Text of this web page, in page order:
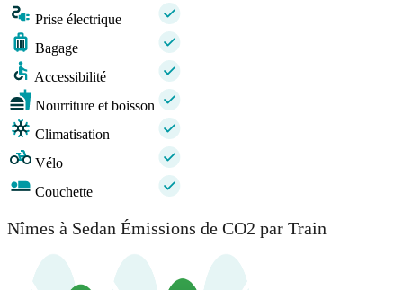
Prise électrique
Bagage
Accessibilité
Nourriture et boisson
Climatisation
Vélo
Couchette
Nîmes à Sedan Émissions de CO2 par Train